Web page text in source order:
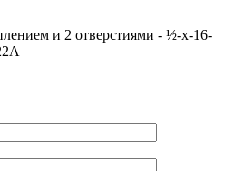
и 2 отверстиями - ½-x-16-